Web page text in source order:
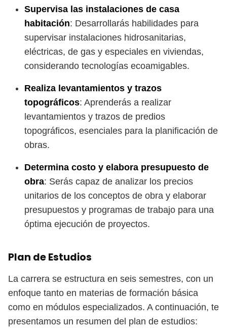
Supervisa las instalaciones de casa
habitación: Desarrollarás habilidades para
supervisar instalaciones hidrosanitarias,
eléctricas, de gas y especiales en viviendas,
considerando tecnologías ecoamigables.
Realiza levantamientos y trazos
topográficos: Aprenderás a realizar
levantamientos y trazos de predios
topográficos, esenciales para la planificación de
obras.
Determina costo y elabora presupuesto de
obra: Serás capaz de analizar los precios
unitarios de los conceptos de obra y elaborar
presupuestos y programas de trabajo para una
óptima ejecución de proyectos.
Plan de Estudios
La carrera se estructura en seis semestres, con un
enfoque tanto en materias de formación básica
como en módulos especializados. A continuación, te
presentamos un resumen del plan de estudios: